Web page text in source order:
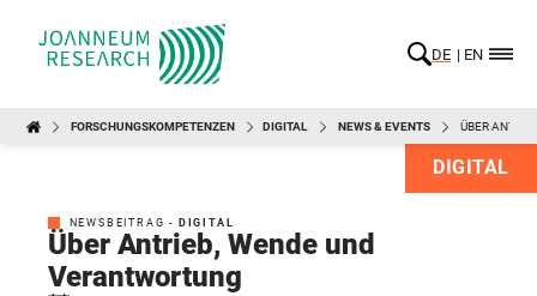
DE EN
FORSCHUNGSKOMPETENZEN DIGITAL NEWS & EVENTS ÜBER
DIGITAL
NEWSBEITRAG - DIGITAL
Über Antrieb, Wende und
Verantwortung